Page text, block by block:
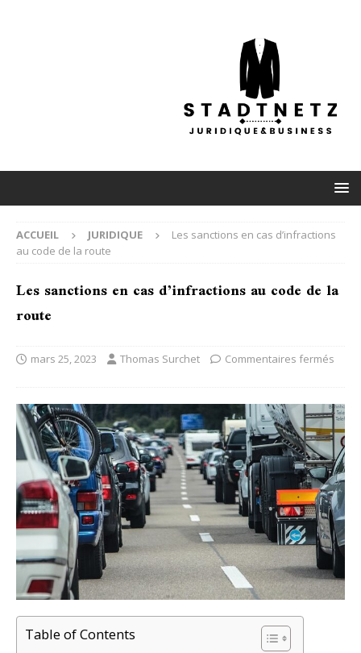
ACCUEIL JURIDIQUE
Les sanctions en cas d’infractions
au code de la route
Les sanctions en cas d’infractions au code de la
route
mars 25, 2023 Thomas Surchet Commentaires fermés
Table of Contents